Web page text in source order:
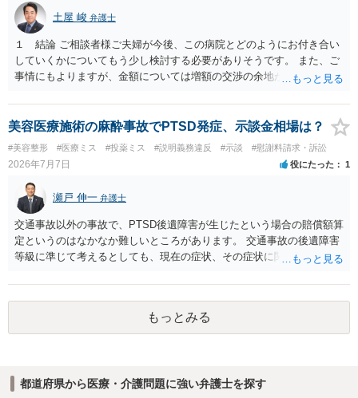
は可能です。 以上です。 何かあればご連絡ください。
土屋 峻 弁護士
１ 結論 ご相談者様ご夫婦が今後、この病院とどのようにお付き合い
していくかについてもう少し検討する必要がありそうです。 また、ご
事情にもよりますが、金額については増額の交渉の余地がありそうで
への不信感や失望のお気持ちがあろうかと存じます。他方で、「今後
の採卵・培養・凍結工程で、今回関わった培養士を自分たちの治療に
関与させないよう求める」ご意向があるのであれば、今後この病院で
の不妊治療を継続するお考えがあるように思われます。仮に、今後も
この病院での不妊治療を継続するのであれば、解決の方法として訴訟
は選択しづらく、交渉ベースでの解決が望ましいでしょう。 その上
で、病院の提案内容を検討すると、約５万３千円の内訳は、６個分の
培養・凍結費用の保険負担分とのことですから、今回失われた胚盤胞
のみならず、維持されている５個分の胚盤胞についても病院負担とし
ており、この点は病院の譲歩部分と評価できるでしょう（診療報酬点
数K917参照）。 他方で、４ＢＡというグレードが高い胚盤胞の移植が
叶わなくなったことについては、慰謝料を主張したいところです。こ
の点、ご相談者様ご夫婦、特に奥様のご年齢は、主張内容に影響を及
ぼす要因となるでしょう。すなわち、加齢による妊孕性の低下や治療
開始時43歳未満という保険適用の制約からすれば、ご年齢が高ければ
がより大きくなると評価できるからです。 このように見積もられる慰
美容医療施術の麻酔事故でPTSD発症、示談金相場は？
#美容整形 #医療ミス #投薬ミス #説明義務違反 #示談 #慰謝料請求・訴訟
2026年7月7日 役にたった 1
瀬戸 伸一 弁護士
交通事故以外の事故で、PTSD後遺障害が生じたという場合の賠償額算
定というのはなかなか難しいところがあります。 交通事故の後遺障害
等級に準じて考えるとしても、現在の症状、その症状に関する医療記
ず、あっても、一定の検討をしないと算定は難しいと思いますので、
一般的には無料相談で確度の高い回答は得られないと思われます。 現
在の提案額で不満という場合、一般的には弁護士に依頼をして訴訟と
いう手続きをとったほうが、時間と手間はかかりますが、賠償額は多
もっとみる
都道府県から医療・介護問題に強い弁護士を探す